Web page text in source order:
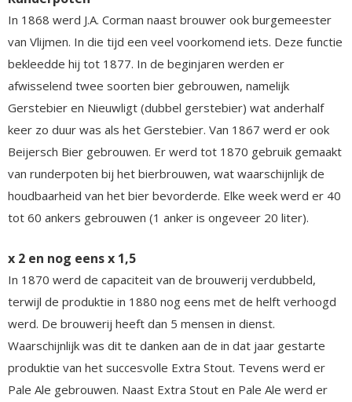
In 1868 werd J.A. Corman naast brouwer ook burgemeester
van Vlijmen. In die tijd een veel voorkomend iets. Deze functie
bekleedde hij tot 1877. In de beginjaren werden er
afwisselend twee soorten bier gebrouwen, namelijk
Gerstebier en Nieuwligt (dubbel gerstebier) wat anderhalf
keer zo duur was als het Gerstebier. Van 1867 werd er ook
Beijersch Bier gebrouwen. Er werd tot 1870 gebruik gemaakt
van runderpoten bij het bierbrouwen, wat waarschijnlijk de
houdbaarheid van het bier bevorderde. Elke week werd er 40
tot 60 ankers gebrouwen (1 anker is ongeveer 20 liter).
x 2 en nog eens x 1,5
In 1870 werd de capaciteit van de brouwerij verdubbeld,
terwijl de produktie in 1880 nog eens met de helft verhoogd
werd. De brouwerij heeft dan 5 mensen in dienst.
Waarschijnlijk was dit te danken aan de in dat jaar gestarte
produktie van het succesvolle Extra Stout. Tevens werd er
Pale Ale gebrouwen. Naast Extra Stout en Pale Ale werd er